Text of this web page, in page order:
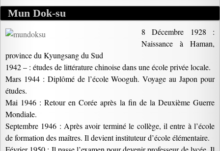
Mun Dok-su
8 Décembre 1928 :
Naissance à Haman,
province du Kyungsang du Sud
1942 – : études de littérature chinoise dans une école privée locale.
Mars 1944 : Diplômé de l’école Wooguh. Voyage au Japon pour
études.
Mai 1946 : Retour en Corée après la fin de la Deuxième Guerre
Mondiale.
Septembre 1946 : Après avoir terminé le collège, il entre à l’école
de formation des maîtres. Il devient instituteur d’école élémentaire.